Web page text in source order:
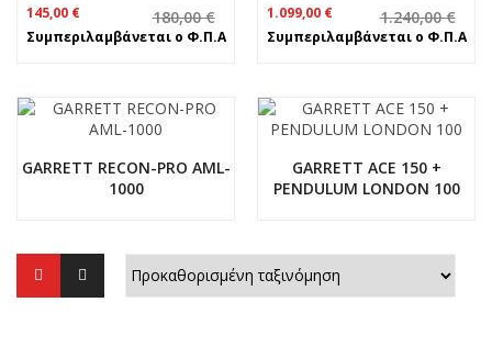
180,00€
price
was:
145,00 €
τρέχουσα
τιμή
Συμπεριλαμβάνεται ο Φ.Π.Α
1.240,00€
Original
price
was:
1.099,00 €
τρέχουσα
τιμή
Συμπεριλαμβάνεται ο Φ.Π.Α
GARRETT RECON-PRO AML-
1000
GARRETT ACE 150 +
PENDULUM LONDON 100